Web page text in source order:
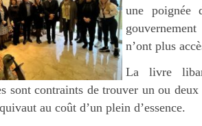
une poignée
n’ont plus
La livre
sont contraints de trouver un ou
au coût d’un plein d’essence.